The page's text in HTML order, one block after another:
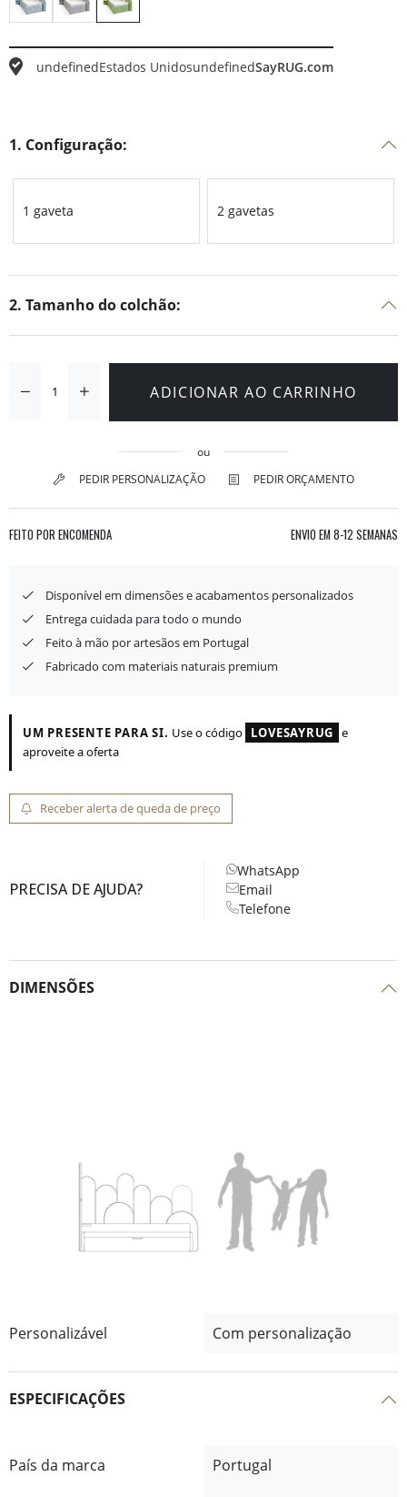
undefinedEstados UnidosundefinedSayRUG.com
1. Configuração:
1 gaveta 2 gavetas
2. Tamanho do colchão:
ADICIONAR AO CARRINHO
ou
PEDIR PERSONALIZAÇÃO
PEDIR ORÇAMENTO
FEITO POR ENCOMENDA ENVIO EM 8-12 SEMANAS
Disponível em dimensões e acabamentos personalizados
Entrega cuidada para todo o mundo
Feito à mão por artesãos em Portugal
Fabricado com materiais naturais premium
UM PRESENTE PARA SI. Use o código LOVESAYRUG e
aproveite a oferta
Receber alerta de queda de preço
PRECISA DE AJUDA?
WhatsApp
Email
Telefone
DIMENSÕES
Personalizável Com personalização
ESPECIFICAÇÕES
País da marca
Portugal